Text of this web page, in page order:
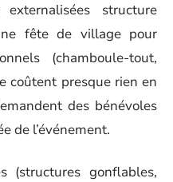
structure
fête de village pour
(chamboule-tout,
coûtent presque rien en
des bénévoles
de l’événement.
(structures gonflables,